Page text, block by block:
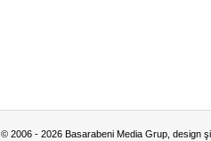
© 2006 - 2026 Basarabeni Media Grup, design